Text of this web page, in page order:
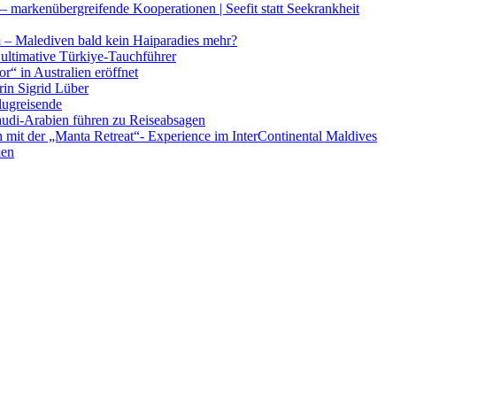
markenübergreifende Kooperationen | Seefit statt Seekrankheit
Malediven bald kein Haiparadies mehr?
Türkiye-Tauchführer
in Australien eröffnet
Sigrid Lüber
Arabien führen zu Reiseabsagen
der „Manta Retreat“- Experience im InterContinental Maldives